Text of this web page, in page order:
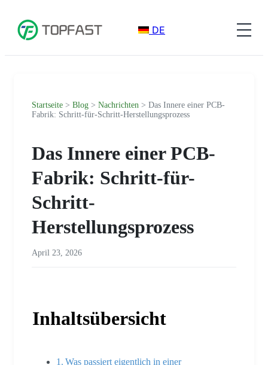
DE
Startseite > Blog > Nachrichten > Das Innere einer PCB-
Fabrik: Schritt-für-Schritt-Herstellungsprozess
Das Innere einer PCB-
Fabrik: Schritt-für-
Schritt-
Herstellungsprozess
April 23, 2026
Inhaltsübersicht
Was passiert eigentlich in einer